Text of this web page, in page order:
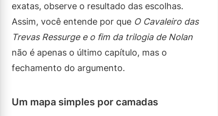
exatas, observe o resultado das escolhas.
Assim, você entende por que O Cavaleiro das
Trevas Ressurge e o fim da trilogia de Nolan
não é apenas o último capítulo, mas o
fechamento do argumento.
Um mapa simples por camadas